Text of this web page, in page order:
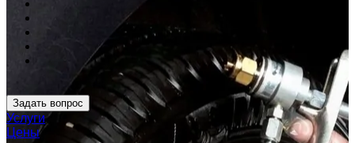
Задать вопрос
Услуги
Цены